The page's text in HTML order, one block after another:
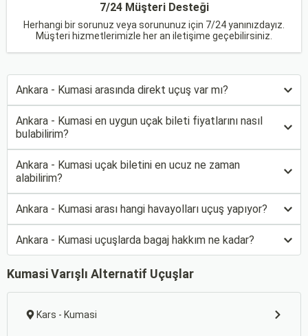
7/24 Müşteri Desteği
Herhangi bir sorunuz veya sorununuz için 7/24 yanınızdayız.
Müşteri hizmetlerimizle her an iletişime geçebilirsiniz.
Ankara - Kumasi arasında direkt uçuş var mı?
Ankara - Kumasi en uygun uçak bileti fiyatlarını nasıl
bulabilirim?
Ankara - Kumasi uçak biletini en ucuz ne zaman
alabilirim?
Ankara - Kumasi arası hangi havayolları uçuş yapıyor?
Ankara - Kumasi uçuşlarda bagaj hakkım ne kadar?
Kumasi Varışlı Alternatif Uçuşlar
Kars - Kumasi